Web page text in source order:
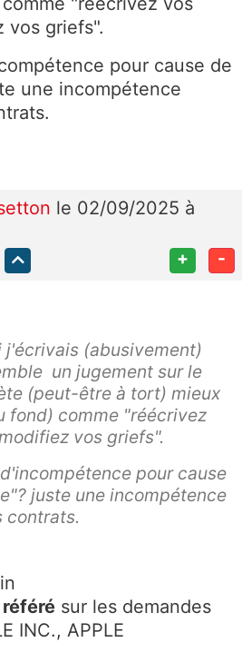
vos griefs".
pour cause de
une incompétence
le 02/09/2025 à
+ -
j'écrivais (abusivement)
un jugement sur le
(peut-être à tort) mieux
fond) comme "réécrivez
vos griefs".
pour cause
juste une incompétence
contrats.
sur les demandes
INC., APPLE